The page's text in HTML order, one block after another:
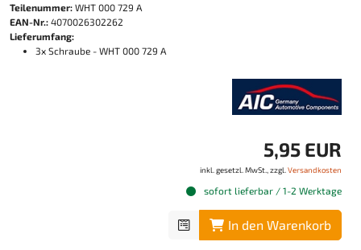
Teilenummer: WHT 000 729 A
EAN-Nr.: 4070026302262
Lieferumfang:
3x Schraube - WHT 000 729 A
5,95 EUR
inkl. gesetzl. MwSt., zzgl. Versandkosten
sofort lieferbar / 1-2 Werktage
In den Warenkorb